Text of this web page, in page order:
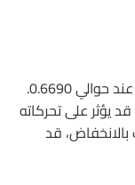
يقترب الزوج من مستوى خط الاتجاه الصاعد عند حوالي 0.6690.
يؤثر على تحركاته
قد